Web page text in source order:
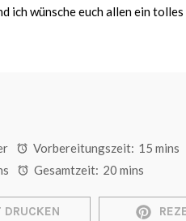
ich wünsche euch allen ein
Vorbereitungszeit: 15 mins
Gesamtzeit: 20 mins
DRUCKEN